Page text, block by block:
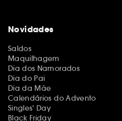
Novidades
Saldos
Maquilhagem
Dia dos Namorados
Dia do Pai
Dia da Mãe
Calendários do Advento
Singles' Day
Black Friday